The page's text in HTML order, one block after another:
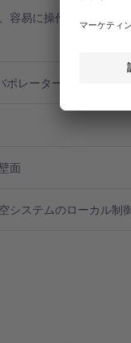
容易に操作可能：
レーター）のハンドル
面
システムのローカル制